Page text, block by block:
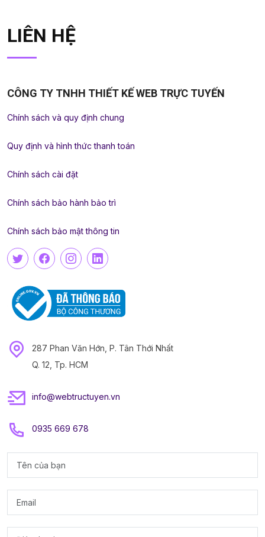
LIÊN HỆ
CÔNG TY TNHH THIẾT KẾ WEB TRỰC TUYẾN
Chính sách và quy định chung
Quy định và hình thức thanh toán
Chính sách cài đặt
Chính sách bảo hành bảo trì
Chính sách bảo mật thông tin
287 Phan Văn Hớn, P. Tân Thới Nhất
Q. 12, Tp. HCM
info@webtructuyen.vn
0935 669 678